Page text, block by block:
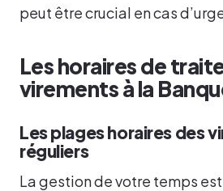
peut être crucial en cas
Les horaires de
virements à la
Les plages horaires des
réguliers
La gestion de votre temps